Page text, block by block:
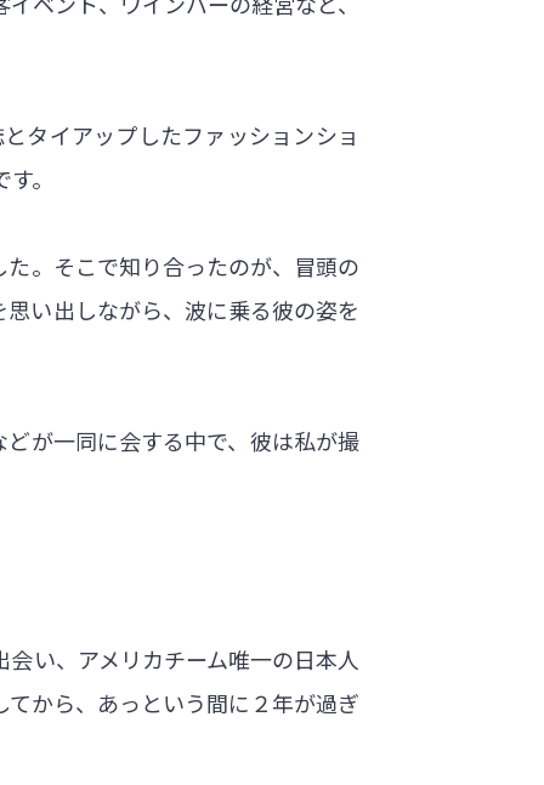
タイアップしたファッションショ
。
。そこで知り合ったのが、冒頭の
い出しながら、波に乗る彼の姿を
が一同に会する中で、彼は私が撮
い、アメリカチーム唯一の日本人
から、あっという間に２年が過ぎ